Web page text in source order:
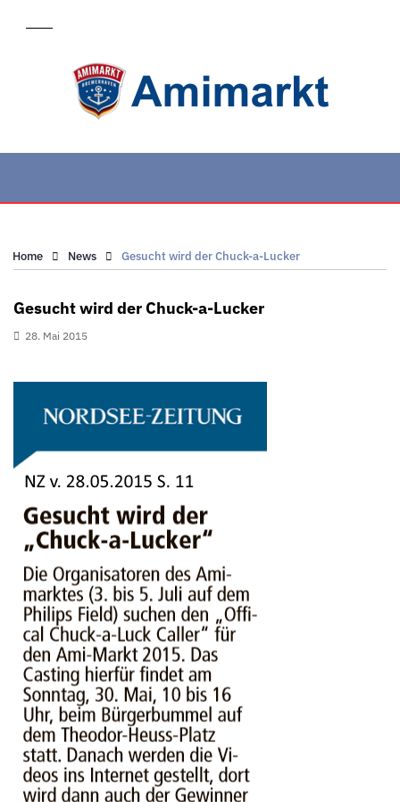
Home News Gesucht wird der Chuck-a-Lucker
Gesucht wird der Chuck-a-Lucker
28. Mai 2015